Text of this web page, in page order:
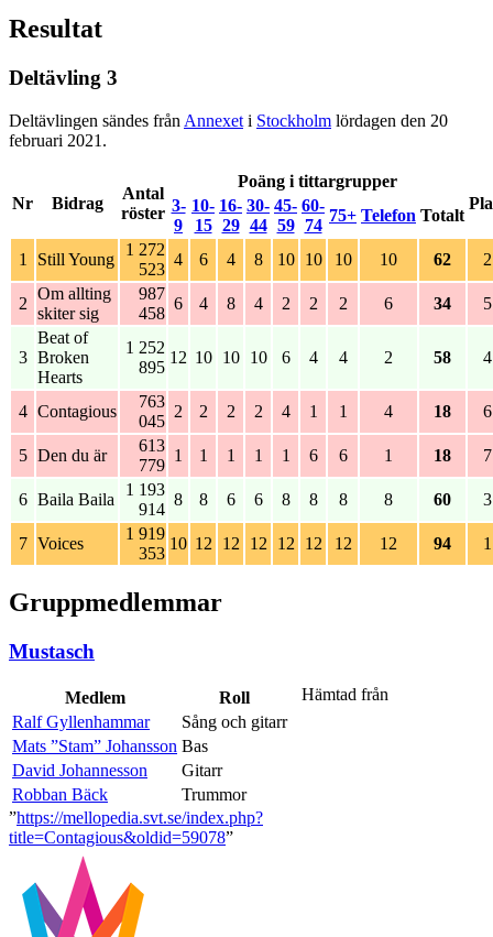
Resultat
Deltävling 3
Deltävlingen sändes från Annexet i Stockholm lördagen den 20
februari 2021.
Nr Bidrag
Antal
röster
Poäng i tittargrupper
3-
9
10-
15
16-
29
30-
44
45-
59
60-
74
75+ Telefon Totalt
1 Still Young
1 272
523
4 6 4 8 10 10 10 10 62 2
2
Om allting
skiter sig
987
458
6 4 8 4 2 2 2 6 34 5
3
Beat of
Broken
Hearts
1 252
895
12 10 10 10 6 4 4 2 58 4
4 Contagious
763
045
2 2 2 2 4 1 1 4 18 6
5 Den du är
613
779
1 1 1 1 1 6 6 1 18 7
6 Baila Baila
1 193
914
8 8 6 6 8 8 8 8 60 3
7 Voices
1 919
353
10 12 12 12 12 12 12 12 94 1
Gruppmedlemmar
Mustasch
Medlem
Roll
Ralf Gyllenhammar
Sång och gitarr
Mats ”Stam” Johansson Bas
David Johannesson
Gitarr
Robban Bäck
Trummor
Hämtad från
”https://mellopedia.svt.se/index.php?
title=Contagious&oldid=59078”